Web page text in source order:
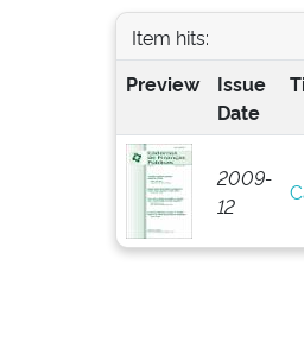
Item hits:
Preview
Issue
Date
2009-
12